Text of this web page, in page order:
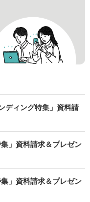
ディング特集」資料請
」資料請求＆プレゼン
」資料請求＆プレゼン